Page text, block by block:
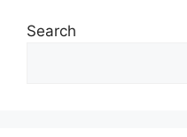
Search